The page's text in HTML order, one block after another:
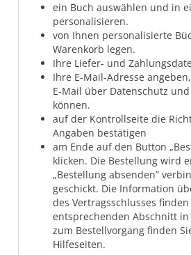
ein Buch auswählen und in
personalisieren.
von Ihnen personalisierte
Warenkorb legen.
Ihre Liefer- und
Ihre E-Mail-Adresse
E-Mail über Datenschutz
können.
auf der Kontrollseite die
Angaben bestätigen
am Ende auf den Button
klicken. Die Bestellung wird
„Bestellung absenden”
geschickt. Die Information
des Vertragsschlusses finden
entsprechenden Abschnitt in
zum Bestellvorgang finden
Hilfeseiten.